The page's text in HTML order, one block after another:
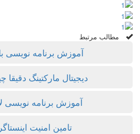
مطالب مرتبط
آموزش برنامه نویسی با
دیجیتال مارکتینگ
آموزش برنامه نویسی
تامین امنیت